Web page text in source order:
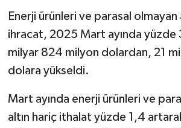
Enerji ürünleri ve parasal olmayan
ihracat, 2025 Mart ayında yüzde
milyar 824 milyon dolardan, 21
dolara yükseldi.
Mart ayında enerji ürünleri ve
altın hariç ithalat yüzde 1,4